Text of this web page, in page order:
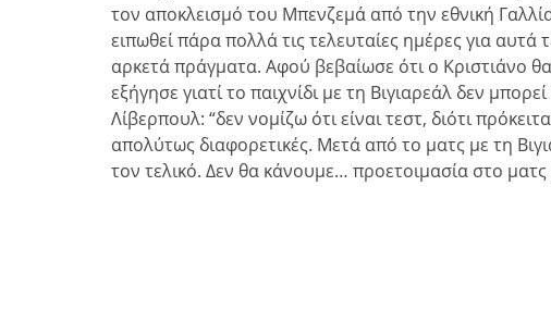
τον αποκλεισμό του Μπενζεμά από την εθνική
ειπωθεί πάρα πολλά τις τελευταίες ημέρες για
αρκετά πράγματα. Αφού βεβαίωσε ότι ο Κριστιάνο
εξήγησε γιατί το παιχνίδι με τη Βιγιαρεάλ δεν
Λίβερπουλ: “δεν νομίζω ότι είναι τεστ, διότι
απολύτως διαφορετικές. Μετά από το ματς με τη
τον τελικό. Δεν θα κάνουμε… προετοιμασία στο